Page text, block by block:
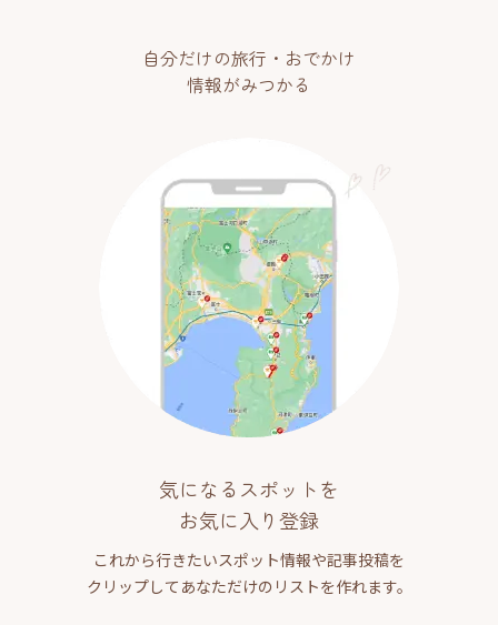
自分だけの旅行・おでかけ
情報がみつかる
気になるスポットを
お気に入り登録
これから行きたいスポット情報や記事投稿を
クリップしてあなただけのリストを作れます。